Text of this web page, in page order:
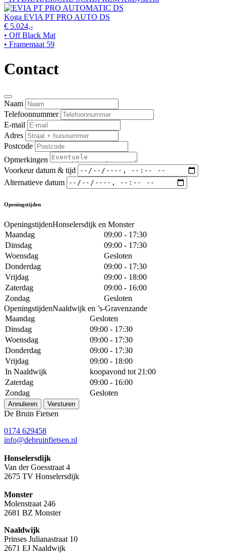
Koga EVIA PT PRO AUTO DS
€ 5.024,-
• Off Black Mat
• Framemaat 59
Contact
Naam
Telefoonnummer
E-mail
Adres
Postcode
Opmerkingen
Voorkeur datum & tijd
Alternatieve datum
Openingstijden
OpeningstijdenHonselersdijk en Monster
Maandag
09:00 - 17:30
Dinsdag
09:00 - 17:30
Woensdag
Gesloten
Donderdag
09:00 - 17:30
Vrijdag
09:00 - 18:00
Zaterdag
09:00 - 16:00
Zondag
Gesloten
OpeningstijdenNaaldwijk en ’s-Gravenzande
Maandag
Gesloten
Dinsdag
09:00 - 17:30
Woensdag
09:00 - 17:30
Donderdag
09:00 - 17:30
Vrijdag
09:00 - 18:00
In Naaldwijk
koopavond tot 21:00
Zaterdag
09:00 - 16:00
Zondag
Gesloten
Annuleren Versturen
De Bruin Fietsen
0174 629458
info@debruinfietsen.nl
Honselersdijk
Van der Goesstraat 4
2675 TV Honselersdijk
Monster
Molenstraat 246
2681 BZ Monster
Naaldwijk
Prinses Julianastraat 10
2671 EJ Naaldwijk